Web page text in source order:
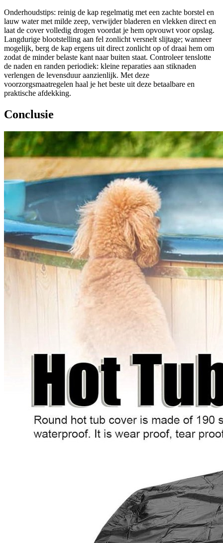
Onderhoudstips: reinig de kap regelmatig met een zachte borstel en
lauw water met milde zeep, verwijder bladeren en vlekken direct en
laat de cover volledig drogen voordat je hem opvouwt voor opslag.
Langdurige blootstelling aan fel zonlicht versnelt slijtage; wanneer
mogelijk, berg de kap ergens uit direct zonlicht op of draai hem om
zodat de minder belaste kant naar buiten staat. Controleer tenslotte
de naden en randen periodiek: kleine reparaties aan stiknaden
verlengen de levensduur aanzienlijk. Met deze
voorzorgsmaatregelen haal je het beste uit deze betaalbare en
praktische afdekking.
Conclusie